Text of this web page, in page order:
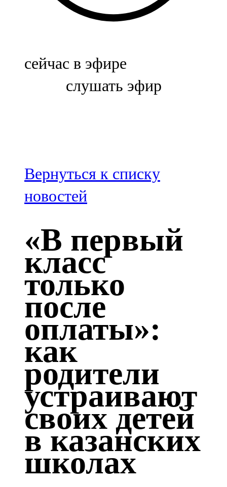
Биләр
Болгар
100,3 FM
Зәй
106,6 FM
Кадыбаш
105,2 FM
Казан
91,5 FM
Кайбыч
106,1 FM
Кама тамагы
71,51 FM
Кукмара
107,9 FM
Лениногорский
102,1 FM
сейчас в эфире
слушать эфир
Вернуться к списку
новостей
«В первый
класс
только
после
оплаты»:
как
родители
устраивают
своих детей
в казанских
школах